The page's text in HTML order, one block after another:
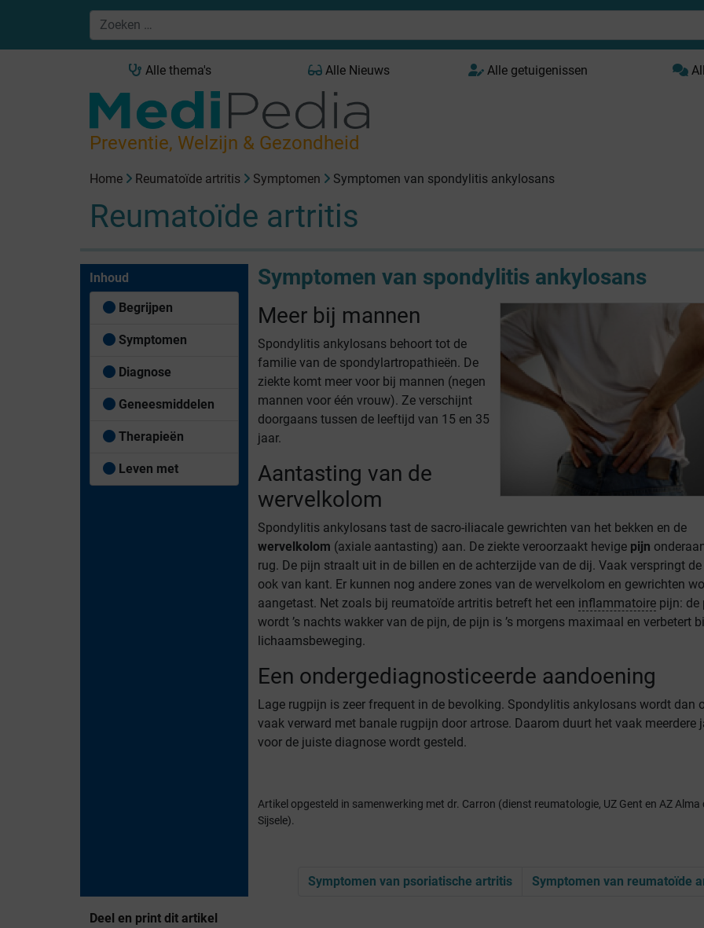
Alle thema's Alle Nieuws Alle getuigenissen
Preventie, Welzijn & Gezondheid
Home Reumatoïde artritis Symptomen Symptomen van spondylitis ankylosans
Reumatoïde artritis
Inhoud
Begrijpen
Symptomen
Diagnose
Geneesmiddelen
Therapieën
Leven met
Symptomen van spondylitis ankylosans
Meer bij mannen
Spondylitis ankylosans behoort tot de
familie van de spondylartropathieën. De
ziekte komt meer voor bij mannen (negen
mannen voor één vrouw). Ze verschijnt
doorgaans tussen de leeftijd van 15 en 35
jaar.
Aantasting van de
wervelkolom
Spondylitis ankylosans tast de sacro-iliacale gewrichten van het bekken en de
wervelkolom (axiale aantasting) aan. De ziekte veroorzaakt hevige pijn
rug. De pijn straalt uit in de billen en de achterzijde van de dij. Vaak verspringt
ook van kant. Er kunnen nog andere zones van de wervelkolom en gewrichten
aangetast. Net zoals bij reumatoïde artritis betreft het een inflammatoirepijn: de
wordt ’s nachts wakker van de pijn, de pijn is ’s morgens maximaal en verbetert
lichaamsbeweging.
Een ondergediagnosticeerde aandoening
Lage rugpijn is zeer frequent in de bevolking. Spondylitis ankylosans wordt dan
vaak verward met banale rugpijn door artrose. Daarom duurt het vaak meerdere
voor de juiste diagnose wordt gesteld.
Artikel opgesteld in samenwerking met dr. Carron (dienst reumatologie, UZ Gent en AZ Alma
Sijsele).
Symptomen van psoriatische artritis Symptomen van reumatoïde
Deel en print dit artikel